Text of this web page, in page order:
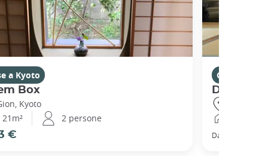
a Kyoto
Box
Kyoto
21m²
2 persone
€
Case a
Demachi
Da